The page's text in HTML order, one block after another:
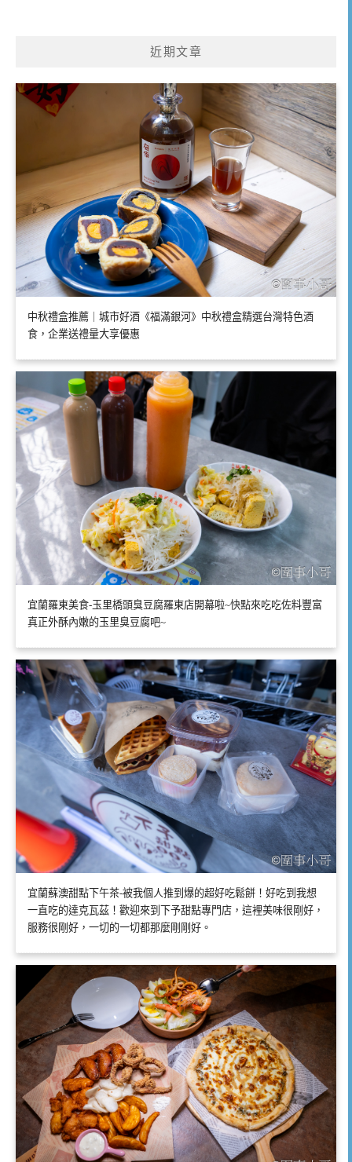
近期文章
中秋禮盒推薦｜城市好酒《福滿銀河》中秋禮盒精選台灣特色酒
食，企業送禮量大享優惠
宜蘭羅東美食-玉里橋頭臭豆腐羅東店開幕啦~快點來吃吃佐料豐富
真正外酥內嫩的玉里臭豆腐吧~
宜蘭蘇澳甜點下午茶-被我個人推到爆的超好吃鬆餅！好吃到我想
一直吃的達克瓦茲！歡迎來到下予甜點專門店，這裡美味很剛好，
服務很剛好，一切的一切都那麼剛剛好。